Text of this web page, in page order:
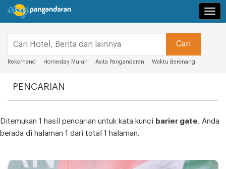
Rekomend Homestay Murah Asita Pangandaran Waktu Berenang
PENCARIAN
Ditemukan 1 hasil pencarian untuk kata kunci barier gate. Anda
berada di halaman 1 dari total 1 halaman.